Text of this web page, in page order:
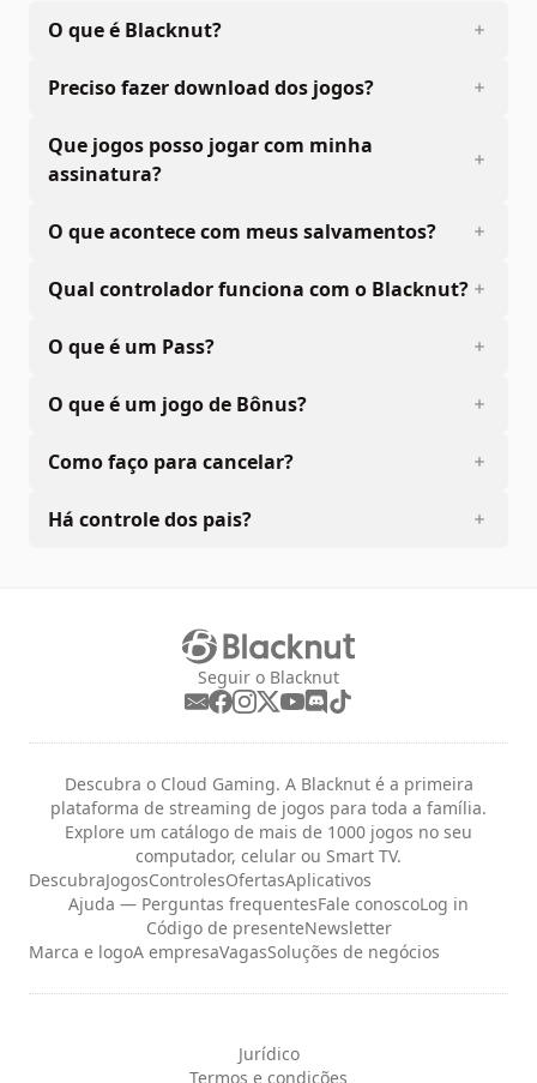
O que é Blacknut?
Preciso fazer download dos jogos?
Que jogos posso jogar com minha
assinatura?
O que acontece com meus salvamentos?
Qual controlador funciona com o Blacknut?
O que é um Pass?
O que é um jogo de Bônus?
Como faço para cancelar?
Há controle dos pais?
Seguir o Blacknut
Descubra o Cloud Gaming. A Blacknut é a primeira
plataforma de streaming de jogos para toda a família.
Explore um catálogo de mais de 1000 jogos no seu
computador, celular ou Smart TV.
DescubraJogosControlesOfertasAplicativos
Ajuda — Perguntas frequentesFale conoscoLog in
Código de presenteNewsletter
Marca e logoA empresaVagasSoluções de negócios
Jurídico
Termos e condições